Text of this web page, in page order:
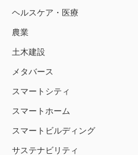
ヘルスケア・医療
農業
土木建設
メタバース
スマートシティ
スマートホーム
スマートビルディング
サステナビリティ